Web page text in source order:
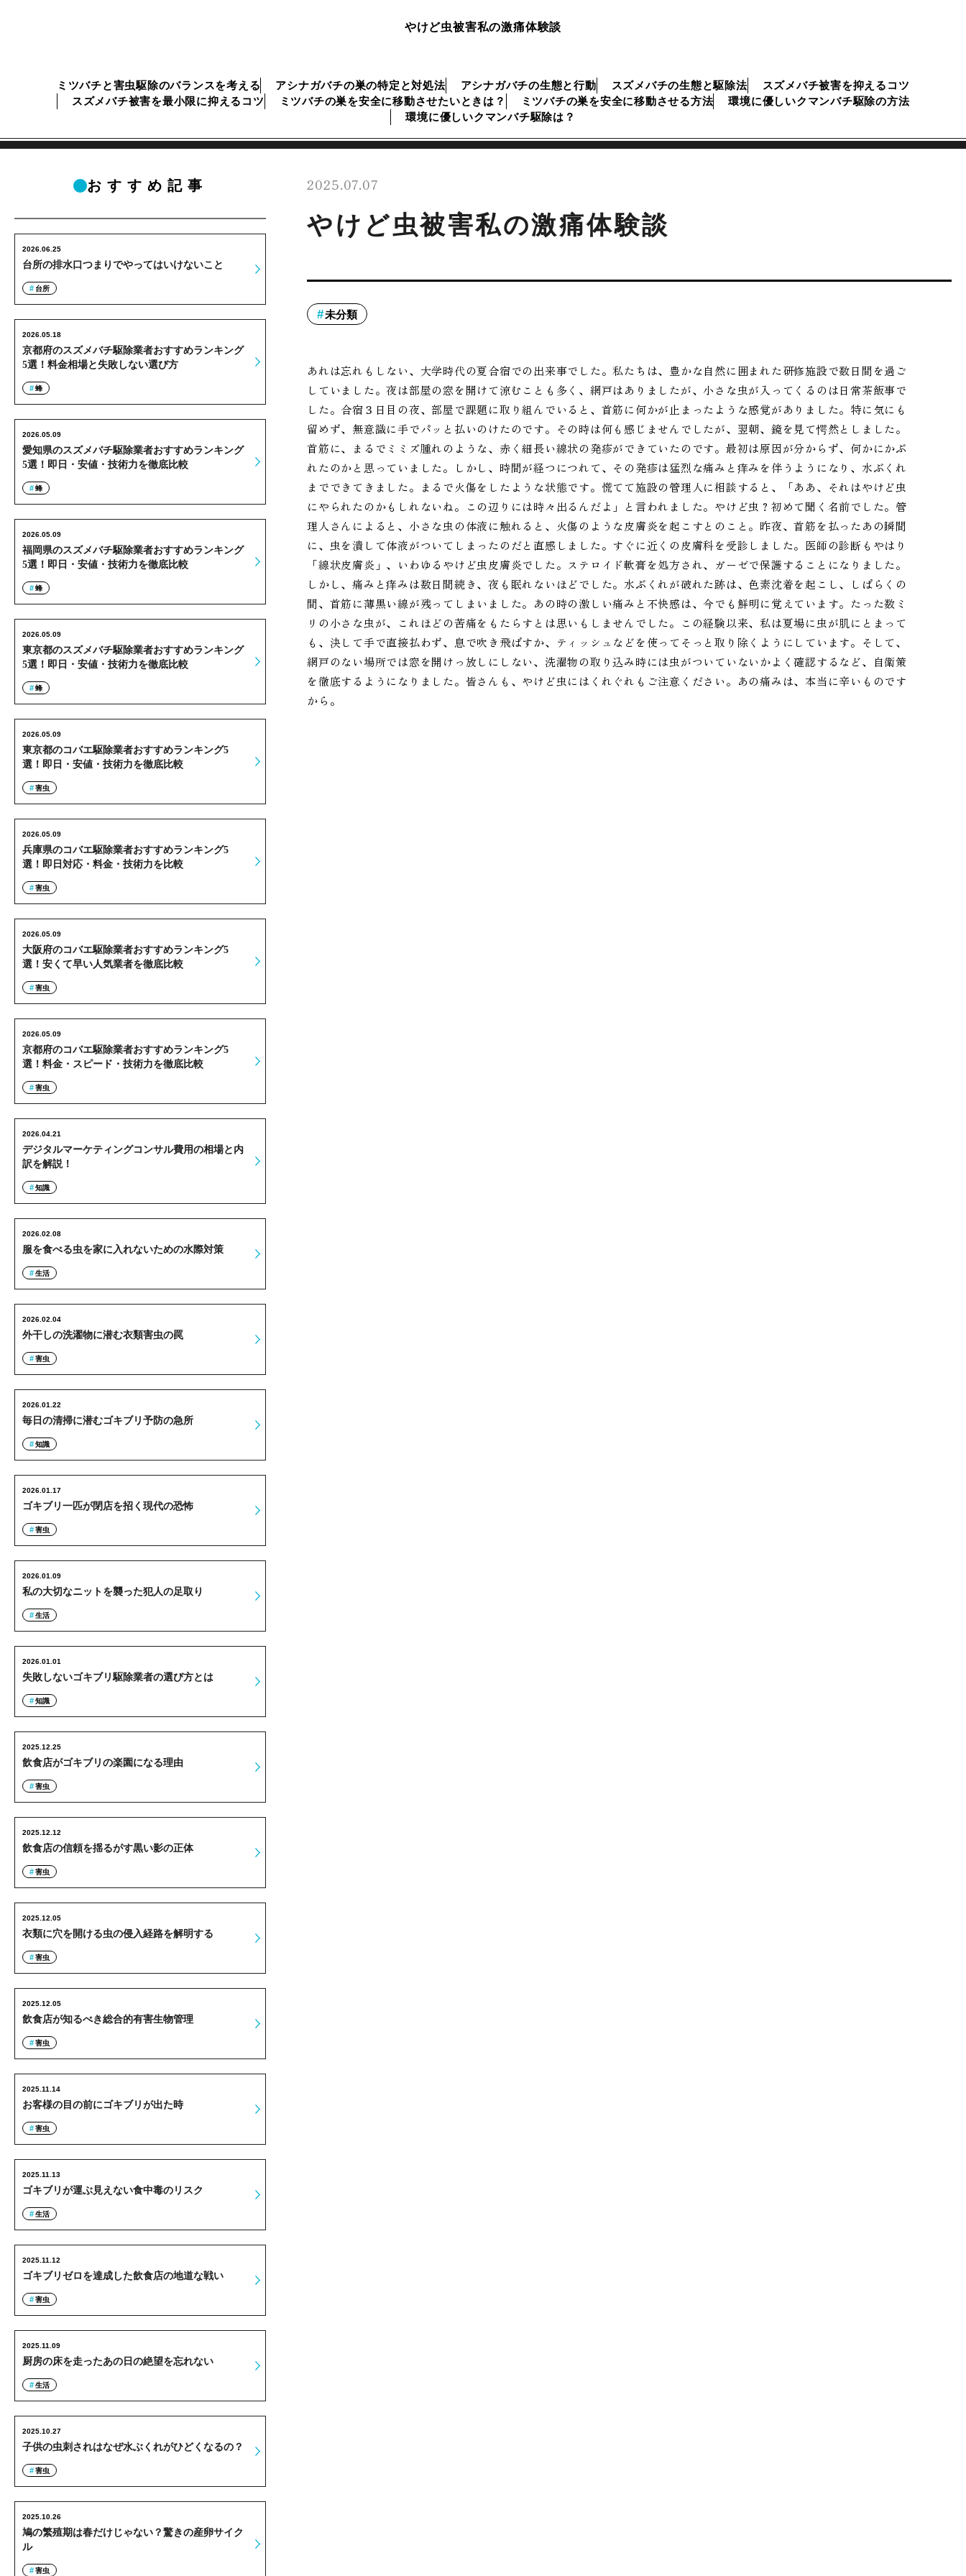
やけど虫被害私の激痛体験談
ミツバチと害虫駆除のバランスを考える アシナガバチの巣の特定と対処法 アシナガバチの生態と行動 スズメバチの生態と駆除法
スズメバチ被害を抑えるコツ
スズメバチ被害を最小限に抑えるコツ
ミツバチの巣を安全に移動させたいときは？ ミツバチの巣を安全に移動させる方法
環境に優しいクマンバチ駆除の方法
環境に優しいクマンバチ駆除は？
2025.07.07
やけど虫被害私の激痛体験談
未分類
あれは忘れもしない、大学時代の夏合宿での出来事でした。私たちは、豊かな自然に囲まれた研修施設で数日間を過ご
していました。夜は部屋の窓を開けて涼むことも多く、網戸はありましたが、小さな虫が入ってくるのは日常茶飯事で
した。合宿３日目の夜、部屋で課題に取り組んでいると、首筋に何かが止まったような感覚がありました。特に気にも
留めず、無意識に手でパッと払いのけたのです。その時は何も感じませんでしたが、翌朝、鏡を見て愕然としました。
首筋に、まるでミミズ腫れのような、赤く細長い線状の発疹ができていたのです。最初は原因が分からず、何かにかぶ
れたのかと思っていました。しかし、時間が経つにつれて、その発疹は猛烈な痛みと痒みを伴うようになり、水ぶくれ
までできてきました。まるで火傷をしたような状態です。慌てて施設の管理人に相談すると、「ああ、それはやけど虫
にやられたのかもしれないね。この辺りには時々出るんだよ」と言われました。やけど虫？初めて聞く名前でした。管
理人さんによると、小さな虫の体液に触れると、火傷のような皮膚炎を起こすとのこと。昨夜、首筋を払ったあの瞬間
に、虫を潰して体液がついてしまったのだと直感しました。すぐに近くの皮膚科を受診しました。医師の診断もやはり
「線状皮膚炎」、いわゆるやけど虫皮膚炎でした。ステロイド軟膏を処方され、ガーゼで保護することになりました。
しかし、痛みと痒みは数日間続き、夜も眠れないほどでした。水ぶくれが破れた跡は、色素沈着を起こし、しばらくの
間、首筋に薄黒い線が残ってしまいました。あの時の激しい痛みと不快感は、今でも鮮明に覚えています。たった数ミ
リの小さな虫が、これほどの苦痛をもたらすとは思いもしませんでした。この経験以来、私は夏場に虫が肌にとまって
も、決して手で直接払わず、息で吹き飛ばすか、ティッシュなどを使ってそっと取り除くようにしています。そして、
網戸のない場所では窓を開けっ放しにしない、洗濯物の取り込み時には虫がついていないかよく確認するなど、自衛策
を徹底するようになりました。皆さんも、やけど虫にはくれぐれもご注意ください。あの痛みは、本当に辛いものです
から。
おすすめ記事
台所の排水口つまりでやってはいけないこと
2026.06.25
台所
京都府のスズメバチ駆除業者おすすめランキング
5選！料金相場と失敗しない選び方
2026.05.18
蜂
愛知県のスズメバチ駆除業者おすすめランキング
5選！即日・安値・技術力を徹底比較
2026.05.09
蜂
福岡県のスズメバチ駆除業者おすすめランキング
5選！即日・安値・技術力を徹底比較
2026.05.09
蜂
東京都のスズメバチ駆除業者おすすめランキング
5選！即日・安値・技術力を徹底比較
2026.05.09
蜂
東京都のコバエ駆除業者おすすめランキング5
選！即日・安値・技術力を徹底比較
2026.05.09
害虫
兵庫県のコバエ駆除業者おすすめランキング5
選！即日対応・料金・技術力を比較
2026.05.09
害虫
大阪府のコバエ駆除業者おすすめランキング5
選！安くて早い人気業者を徹底比較
2026.05.09
害虫
京都府のコバエ駆除業者おすすめランキング5
選！料金・スピード・技術力を徹底比較
2026.05.09
害虫
デジタルマーケティングコンサル費用の相場と内
訳を解説！
2026.04.21
知識
服を食べる虫を家に入れないための水際対策
2026.02.08
生活
外干しの洗濯物に潜む衣類害虫の罠
2026.02.04
害虫
毎日の清掃に潜むゴキブリ予防の急所
2026.01.22
知識
ゴキブリ一匹が閉店を招く現代の恐怖
2026.01.17
害虫
私の大切なニットを襲った犯人の足取り
2026.01.09
生活
失敗しないゴキブリ駆除業者の選び方とは
2026.01.01
知識
飲食店がゴキブリの楽園になる理由
2025.12.25
害虫
飲食店の信頼を揺るがす黒い影の正体
2025.12.12
害虫
衣類に穴を開ける虫の侵入経路を解明する
2025.12.05
害虫
飲食店が知るべき総合的有害生物管理
2025.12.05
害虫
お客様の目の前にゴキブリが出た時
2025.11.14
害虫
ゴキブリが運ぶ見えない食中毒のリスク
2025.11.13
生活
ゴキブリゼロを達成した飲食店の地道な戦い
2025.11.12
害虫
厨房の床を走ったあの日の絶望を忘れない
2025.11.09
生活
子供の虫刺されはなぜ水ぶくれがひどくなるの？
2025.10.27
害虫
鳩の繁殖期は春だけじゃない？驚きの産卵サイク
ル
2025.10.26
害虫